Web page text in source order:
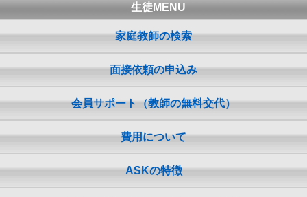
生徒MENU
家庭教師の検索
面接依頼の申込み
会員サポート（教師の無料交代）
費用について
ASKの特徴